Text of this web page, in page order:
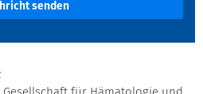
senden